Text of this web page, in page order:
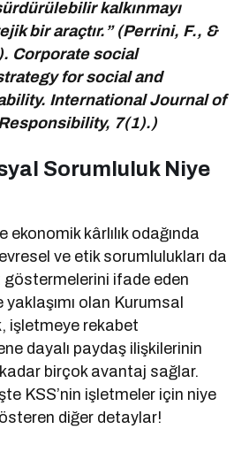
kalkınmayı
bir araçtır.” (Perrini, F., &
Corporate social
for social and
International Journal of
7(1).)
Sorumluluk Niye
kârlılık odağında
ve etik sorumlulukları da
ifade eden
olan Kurumsal
işletmeye rekabet
dayalı paydaş ilişkilerinin
birçok avantaj sağlar.
KSS’nin işletmeler için niye
diğer detaylar!